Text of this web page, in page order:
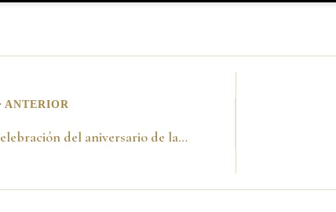
ANTERIOR
Celebración del aniversario de la Escuela Superior de Guerra -3 de mayo del 2001-